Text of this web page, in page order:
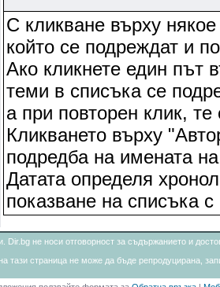
С кликване върху
който се подреждат и
Ако кликнете един път
теми в списъка се
а при повторен клик,
Кликването върху
подредба на имената
Датата определя
показване на списъка с
Dir.bg не носи отговорност за съдържанието и
тази страница не може да бъде репродуцирана,